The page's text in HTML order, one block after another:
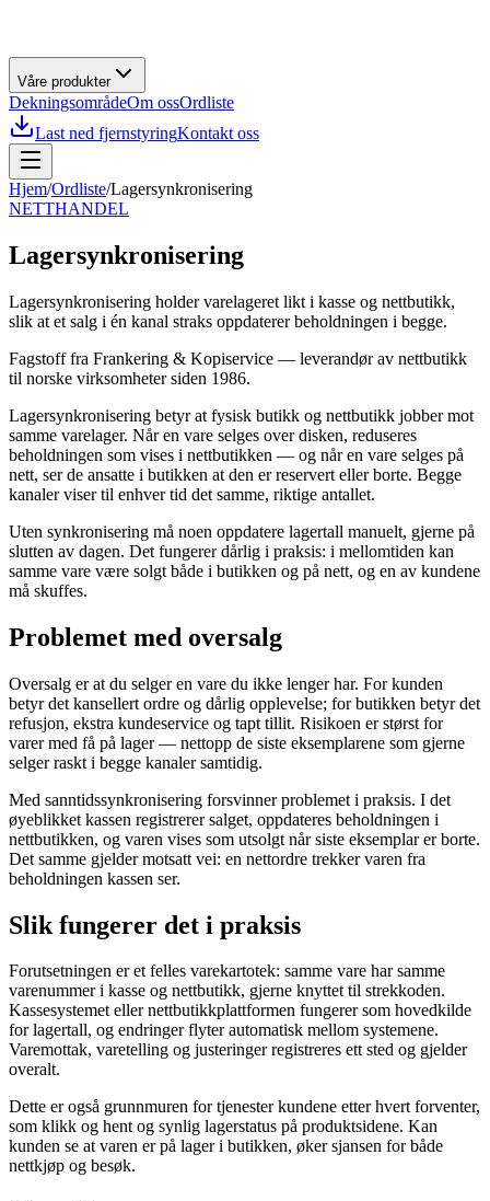
Våre produkter
DekningsområdeOm ossOrdliste
Last ned fjernstyringKontakt oss
Hjem/Ordliste/Lagersynkronisering
NETTHANDEL
Lagersynkronisering
Lagersynkronisering holder varelageret likt i kasse og nettbutikk,
slik at et salg i én kanal straks oppdaterer beholdningen i begge.
Fagstoff fra Frankering & Kopiservice — leverandør av nettbutikk
til norske virksomheter siden 1986.
Lagersynkronisering betyr at fysisk butikk og nettbutikk jobber mot
samme varelager. Når en vare selges over disken, reduseres
beholdningen som vises i nettbutikken — og når en vare selges på
nett, ser de ansatte i butikken at den er reservert eller borte. Begge
kanaler viser til enhver tid det samme, riktige antallet.
Uten synkronisering må noen oppdatere lagertall manuelt, gjerne på
slutten av dagen. Det fungerer dårlig i praksis: i mellomtiden kan
samme vare være solgt både i butikken og på nett, og en av kundene
må skuffes.
Problemet med oversalg
Oversalg er at du selger en vare du ikke lenger har. For kunden
betyr det kansellert ordre og dårlig opplevelse; for butikken betyr det
refusjon, ekstra kundeservice og tapt tillit. Risikoen er størst for
varer med få på lager — nettopp de siste eksemplarene som gjerne
selger raskt i begge kanaler samtidig.
Med sanntidssynkronisering forsvinner problemet i praksis. I det
øyeblikket kassen registrerer salget, oppdateres beholdningen i
nettbutikken, og varen vises som utsolgt når siste eksemplar er borte.
Det samme gjelder motsatt vei: en nettordre trekker varen fra
beholdningen kassen ser.
Slik fungerer det i praksis
Forutsetningen er et felles varekartotek: samme vare har samme
varenummer i kasse og nettbutikk, gjerne knyttet til strekkoden.
Kassesystemet eller nettbutikkplattformen fungerer som hovedkilde
for lagertall, og endringer flyter automatisk mellom systemene.
Varemottak, varetelling og justeringer registreres ett sted og gjelder
overalt.
Dette er også grunnmuren for tjenester kundene etter hvert forventer,
som klikk og hent og synlig lagerstatus på produktsidene. Kan
kunden se at varen er på lager i butikken, øker sjansen for både
nettkjøp og besøk.